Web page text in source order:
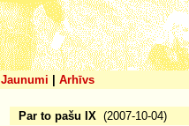
Jaunumi
Arhīvs
Par to pašu IX (2007-10-04)